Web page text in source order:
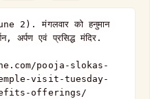
2). मंगलवार को हनुमान
अर्पण एवं प्रसिद्ध मंदिर.
pooja-slokas-
visit-tuesday-
offerings/